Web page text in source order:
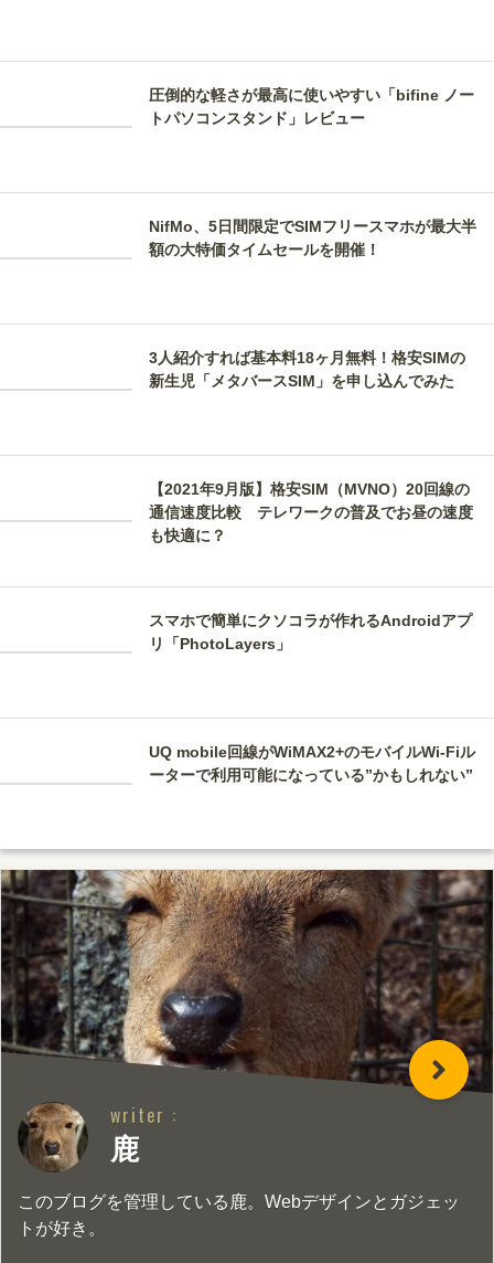
圧倒的な軽さが最高に使いやすい「bifine ノー
トパソコンスタンド」レビュー
NifMo、5日間限定でSIMフリースマホが最大半
額の大特価タイムセールを開催！
3人紹介すれば基本料18ヶ月無料！格安SIMの
新生児「メタバースSIM」を申し込んでみた
【2021年9月版】格安SIM（MVNO）20回線の
通信速度比較 テレワークの普及でお昼の速度
も快適に？
スマホで簡単にクソコラが作れるAndroidアプ
リ「PhotoLayers」
UQ mobile回線がWiMAX2+のモバイルWi-Fiル
ーターで利用可能になっている”かもしれない”
writer :
鹿
このブログを管理している鹿。Webデザインとガジェッ
トが好き。